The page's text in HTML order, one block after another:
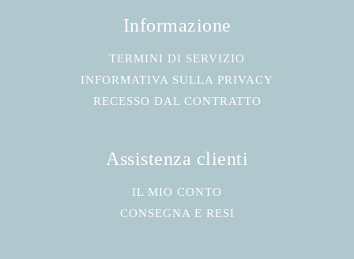
Informazione
TERMINI DI SERVIZIO
INFORMATIVA SULLA PRIVACY
RECESSO DAL CONTRATTO
Assistenza clienti
IL MIO CONTO
CONSEGNA E RESI